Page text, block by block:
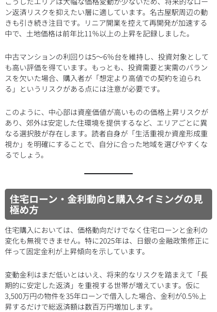
ン返済リスクを抑えたい層に適しています。名古屋駅周辺の動
きも引き続き注目です。リニア開業を控えて再開発が加速する
中で、土地価格は前年比11％以上の上昇を記録しました。
中古マンションの利回りは5〜6％台を維持し、投資対象として
も高い評価を得ています。もっとも、投資需要と実需のバラン
スを欠いた場合、購入者が「想定より高値での契約を迫られ
る」というリスクがある点には注意が必要です。
このように、中心部は資産価値が高いものの価格上昇リスクが
あり、郊外は安定した住環境を提供するなど、エリアごとに異
なる選択肢が存在します。読者自身が「生活重視か資産形成重
視か」を明確にすることで、自分に合った地域を選びやすくな
るでしょう。
住宅ローン・金利動向と購入タイミングの見
極め方
住宅購入においては、価格動向だけでなく住宅ローンと金利の
変化も無視できません。特に2025年は、日銀の金融政策修正に
伴って固定金利が上昇傾向を示しています。
変動金利はまだ低いとはいえ、将来的なリスクを踏まえて「長
期的に安定した返済」を重視する世帯が増えています。仮に
3,500万円の物件を35年ローンで借入した場合、金利が0.5％上
昇するだけで総返済額は数百万円増加します。